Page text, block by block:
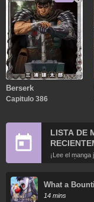
Berserk
Capitulo 386
LISTA DE
¡Lee el
chino más
What a
14 mins